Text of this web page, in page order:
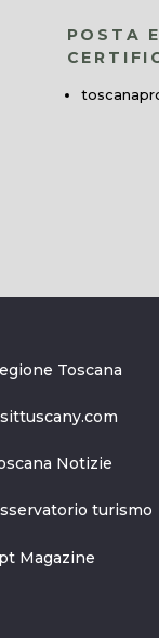
POSTA
Toscana
Notizie
turismo
Magazine